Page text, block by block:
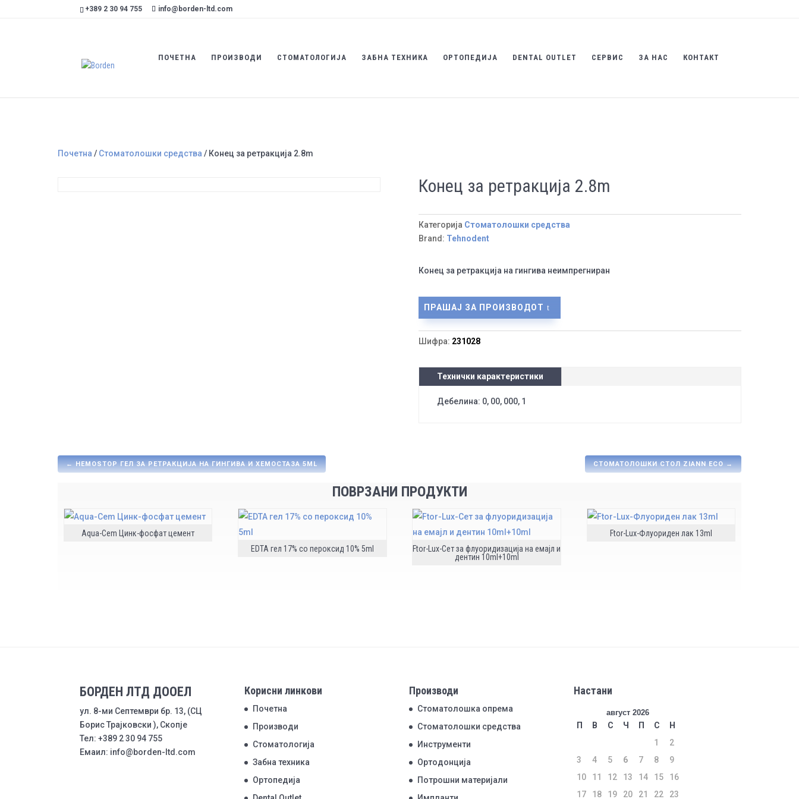
+389 2 30 94 755 info@borden-ltd.com
ПОЧЕТНА ПРОИЗВОДИ СТОМАТОЛОГИЈА ЗАБНА ТЕХНИКА ОРТОПЕДИЈА DENTAL OUTLET СЕРВИС ЗА НАС КОНТАКТ
Почетна / Стоматолошки средства / Конец за ретракција 2.8m
Конец за ретракција 2.8m
Категорија Стоматолошки средства
Brand: Tehnodent
Конец за ретракција на гингива неимпрегниран
ПРАШАЈ ЗА ПРОИЗВОДОТ
Шифра: 231028
Технички карактеристики
Дебелина: 0, 00, 000, 1
←HEMOSTOP ГЕЛ ЗА РЕТРАКЦИЈА НА ГИНГИВА И ХЕМОСТАЗА 5ML СТОМАТОЛОШКИ СТОЛ ZIANN ECO→
ПОВРЗАНИ ПРОДУКТИ
Aqua-Cem Цинк-фосфат цемент
EDTA гел 17% со пероксид 10% 5ml
Ftor-Lux-Сет за флуоридизација на емајл и
дентин 10ml+10ml
Ftor-Lux-Флуориден лак 13ml
БОРДЕН ЛТД ДООЕЛ
ул. 8-ми Септември бр. 13, (СЦ
Борис Трајковски ), Скопје
Тел: +389 2 30 94 755
Емаил: info@borden-ltd.com
Корисни линкови
Почетна
Производи
Стоматологија
Забна техника
Ортопедија
Производи
Стоматолошка опрема
Стоматолошки средства
Инструменти
Ортодонција
Потрошни материјали
Настани
август 2026
П В С Ч П С
Н
1
2
3
4 5 6 7 8
9
10
11 12 13 14 15
16
17
18 19 20 21 22 23